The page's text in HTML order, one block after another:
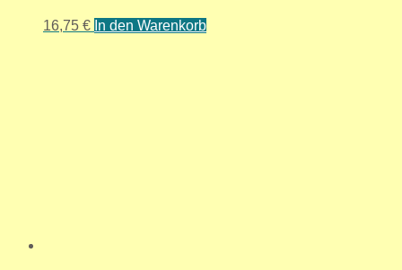
16,75 € In den Warenkorb